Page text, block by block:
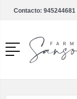
Contacto: 945244681
Menú